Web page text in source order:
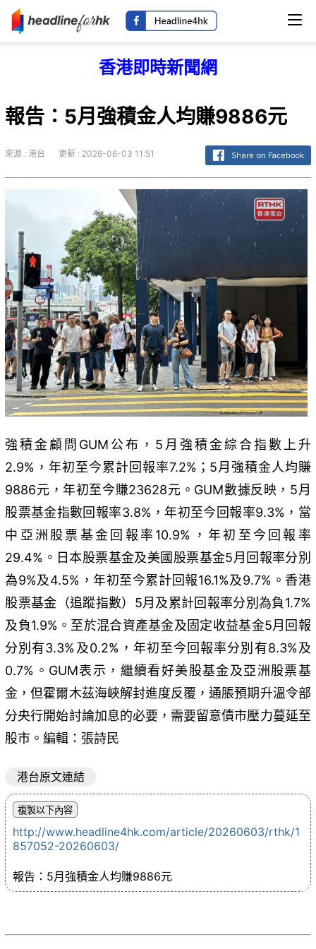
香港即時新聞網
報告：5月強積金人均賺9886元
來源 : 港台 更新 : 2026-06-03 11:51
強積金顧問GUM公布，5月強積金綜合指數上升
2.9%，年初至今累計回報率7.2%；5月強積金人均賺
9886元，年初至今賺23628元。GUM數據反映，5月
股票基金指數回報率3.8%，年初至今回報率9.3%，當
中亞洲股票基金回報率10.9%，年初至今回報率
29.4%。日本股票基金及美國股票基金5月回報率分別
為9%及4.5%，年初至今累計回報16.1%及9.7%。香港
股票基金（追蹤指數）5月及累計回報率分別為負1.7%
及負1.9%。至於混合資產基金及固定收益基金5月回報
分別有3.3%及0.2%，年初至今回報率分別有8.3%及
0.7%。GUM表示，繼續看好美股基金及亞洲股票基
金，但霍爾木茲海峽解封進度反覆，通脹預期升溫令部
分央行開始討論加息的必要，需要留意債市壓力蔓延至
股市。編輯：張詩民
港台原文連結
http://www.headline4hk.com/article/20260603/rthk/1
857052-20260603/
報告：5月強積金人均賺9886元